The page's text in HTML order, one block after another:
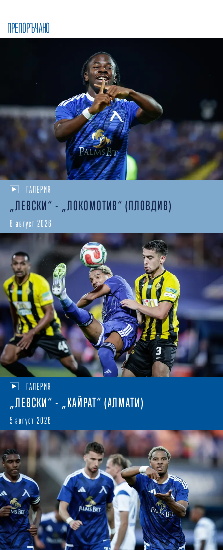
ПРЕПОРЪЧАНО
ГАЛЕРИЯ
„ЛЕВСКИ“ - „ЛОКОМОТИВ“ (ПЛОВДИВ)
8 август 2026
ГАЛЕРИЯ
„ЛЕВСКИ“ - „КАЙРАТ“ (АЛМАТИ)
5 август 2026